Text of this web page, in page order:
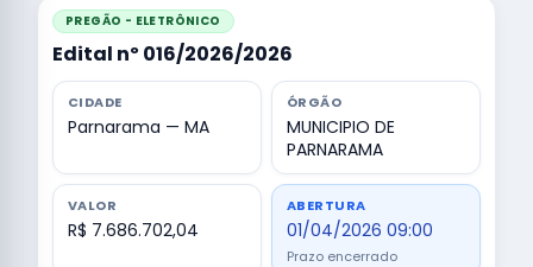
PREGÃO - ELETRÔNICO
Edital nº 016/2026/2026
CIDADE
Parnarama — MA
ÓRGÃO
MUNICIPIO DE
PARNARAMA
VALOR
R$ 7.686.702,04
ABERTURA
01/04/2026 09:00
Prazo encerrado